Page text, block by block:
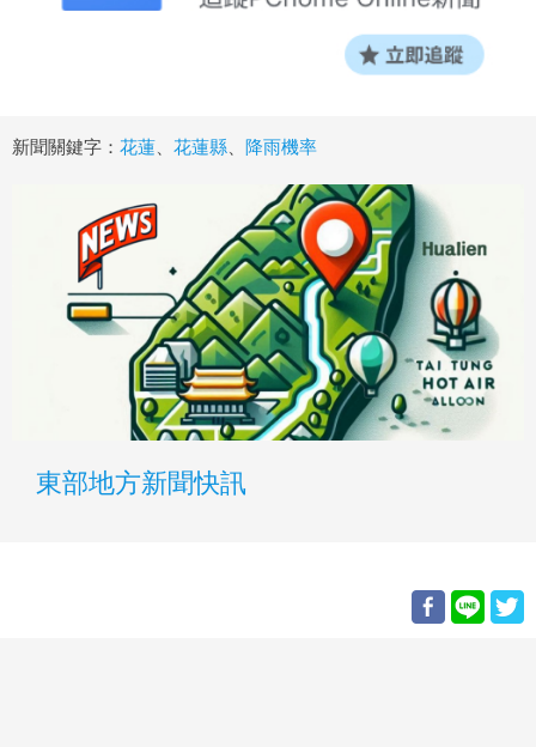
新聞關鍵字： 花蓮 花蓮縣 降雨機率
東部地方新聞快訊